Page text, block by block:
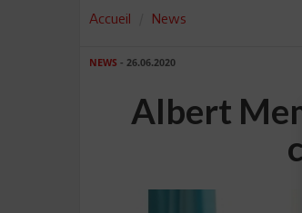
Accueil News
NEWS - 26.06.2020
Albert